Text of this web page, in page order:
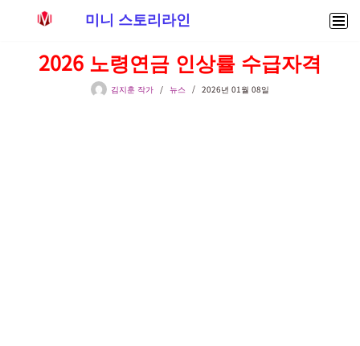
미니 스토리라인
2026 노령연금 인상률 수급자격
김지훈 작가 뉴스 2026년 01월 08일